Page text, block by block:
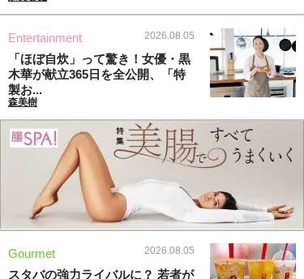
Entertainment 2026.08.05
「ほぼ自炊」って驚き！女優・黒
木華が献立365日を全公開、「特
製お...
森美樹
Gourmet 2026.08.05
スタバの強力ライバルに？ 若者が